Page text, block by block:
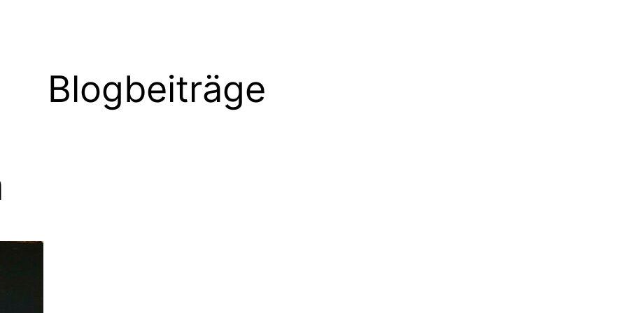
Blogbeiträge